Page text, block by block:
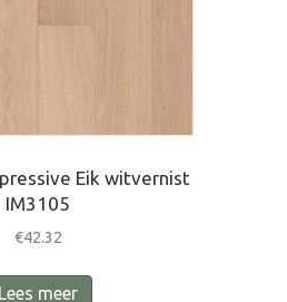
Eik witvernist
IM3105
€42.32
Lees meer